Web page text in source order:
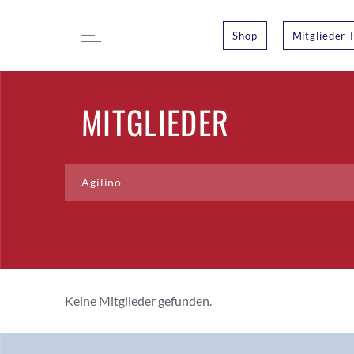
Shop Mitglieder-
MITGLIEDER
Keine Mitglieder gefunden.